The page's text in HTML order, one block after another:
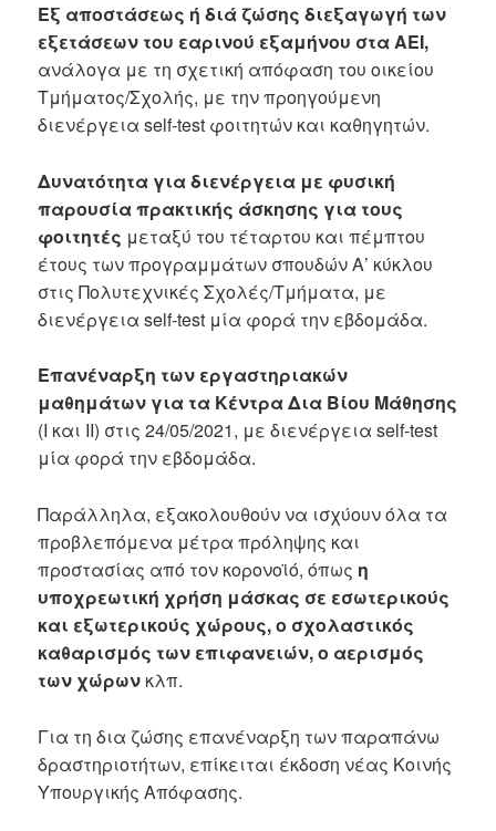
Εξ αποστάσεως ή διά ζώσης διεξαγωγή των
εξετάσεων του εαρινού εξαμήνου στα ΑΕΙ,
ανάλογα με τη σχετική απόφαση του οικείου
Τμήματος/Σχολής, με την προηγούμενη
διενέργεια self-test φοιτητών και καθηγητών.
Δυνατότητα για διενέργεια με φυσική
παρουσία πρακτικής άσκησης για τους
φοιτητές μεταξύ του τέταρτου και πέμπτου
έτους των προγραμμάτων σπουδών Α’ κύκλου
στις Πολυτεχνικές Σχολές/Τμήματα, με
διενέργεια self-test μία φορά την εβδομάδα.
Επανέναρξη των εργαστηριακών
μαθημάτων για τα Κέντρα Δια Βίου Μάθησης
(Ι και ΙΙ) στις 24/05/2021, με διενέργεια self-test
μία φορά την εβδομάδα.
Παράλληλα, εξακολουθούν να ισχύουν όλα τα
προβλεπόμενα μέτρα πρόληψης και
προστασίας από τον κορονοϊό, όπως η
υποχρεωτική χρήση μάσκας σε εσωτερικούς
και εξωτερικούς χώρους, ο σχολαστικός
καθαρισμός των επιφανειών, ο αερισμός
των χώρων κλπ.
Για τη δια ζώσης επανέναρξη των παραπάνω
δραστηριοτήτων, επίκειται έκδοση νέας Κοινής
Υπουργικής Απόφασης.